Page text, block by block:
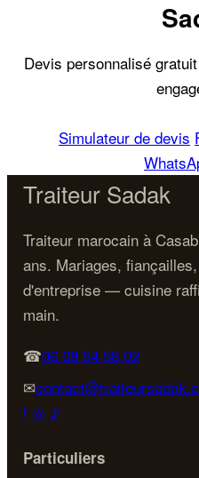
Devis personnalisé
Simulateur de devis
Traiteur Sadak
Traiteur marocain à
ans. Mariages,
d'entreprise — cuisine
main.
☎06 08 54 58 02
✉
f ◎ ♪
Particuliers